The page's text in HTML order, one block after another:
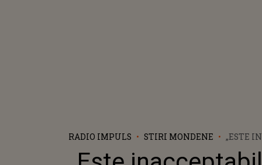
RADIO IMPULS STIRI MONDENE
„ESTE
PENTRU